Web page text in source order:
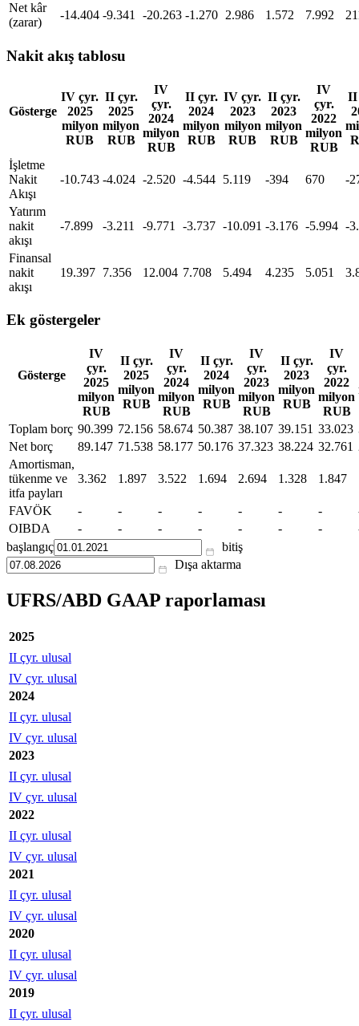
Net kâr
(zarar)
-14.404 -9.341 -20.263 -1.270 2.986 1.572 7.992
Nakit akış tablosu
Gösterge
IV çyr.
2025
milyon
RUB
II çyr.
2025
milyon
RUB
IV
çyr.
2024
milyon
RUB
II çyr.
2024
milyon
RUB
IV çyr.
2023
milyon
RUB
II çyr.
2023
milyon
RUB
IV
çyr.
2022
milyon
RUB
II
İşletme
Nakit
Akışı
-10.743 -4.024 -2.520 -4.544 5.119 -394 670 -
Yatırım
nakit
akışı
-7.899 -3.211 -9.771 -3.737 -10.091 -3.176 -5.994 -
Finansal
nakit
akışı
19.397 7.356 12.004 7.708 5.494 4.235 5.051
Ek göstergeler
Gösterge
IV
çyr.
2025
milyon
RUB
II çyr.
2025
milyon
RUB
IV
çyr.
2024
milyon
RUB
II çyr.
2024
milyon
RUB
IV
çyr.
2023
milyon
RUB
II çyr.
2023
milyon
RUB
IV
çyr.
2022
milyon
RUB
Toplam borç 90.399 72.156 58.674 50.387 38.107 39.151 33.023
Net borç
89.147 71.538 58.177 50.176 37.323 38.224 32.761
Amortisman,
tükenme ve
itfa payları
3.362 1.897 3.522 1.694 2.694 1.328 1.847
FAVÖK - - - - - - -
OIBDA
- - - - - - -
başlangıç
bitiş
Dışa aktarma
UFRS/ABD GAAP raporlaması
2025
II çyr. ulusal
IV çyr. ulusal
2024
II çyr. ulusal
IV çyr. ulusal
2023
II çyr. ulusal
IV çyr. ulusal
2022
II çyr. ulusal
IV çyr. ulusal
2021
II çyr. ulusal
IV çyr. ulusal
2020
II çyr. ulusal
IV çyr. ulusal
2019
II çyr. ulusal